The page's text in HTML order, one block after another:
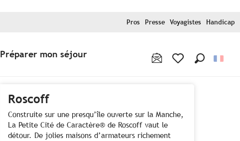
Pros Presse Voyagistes Handicap
Préparer mon séjour
Roscoff
Construite sur une presqu’île ouverte sur la Manche,
La Petite Cité de Caractère® de Roscoff vaut le
détour. De jolies maisons d’armateurs richement